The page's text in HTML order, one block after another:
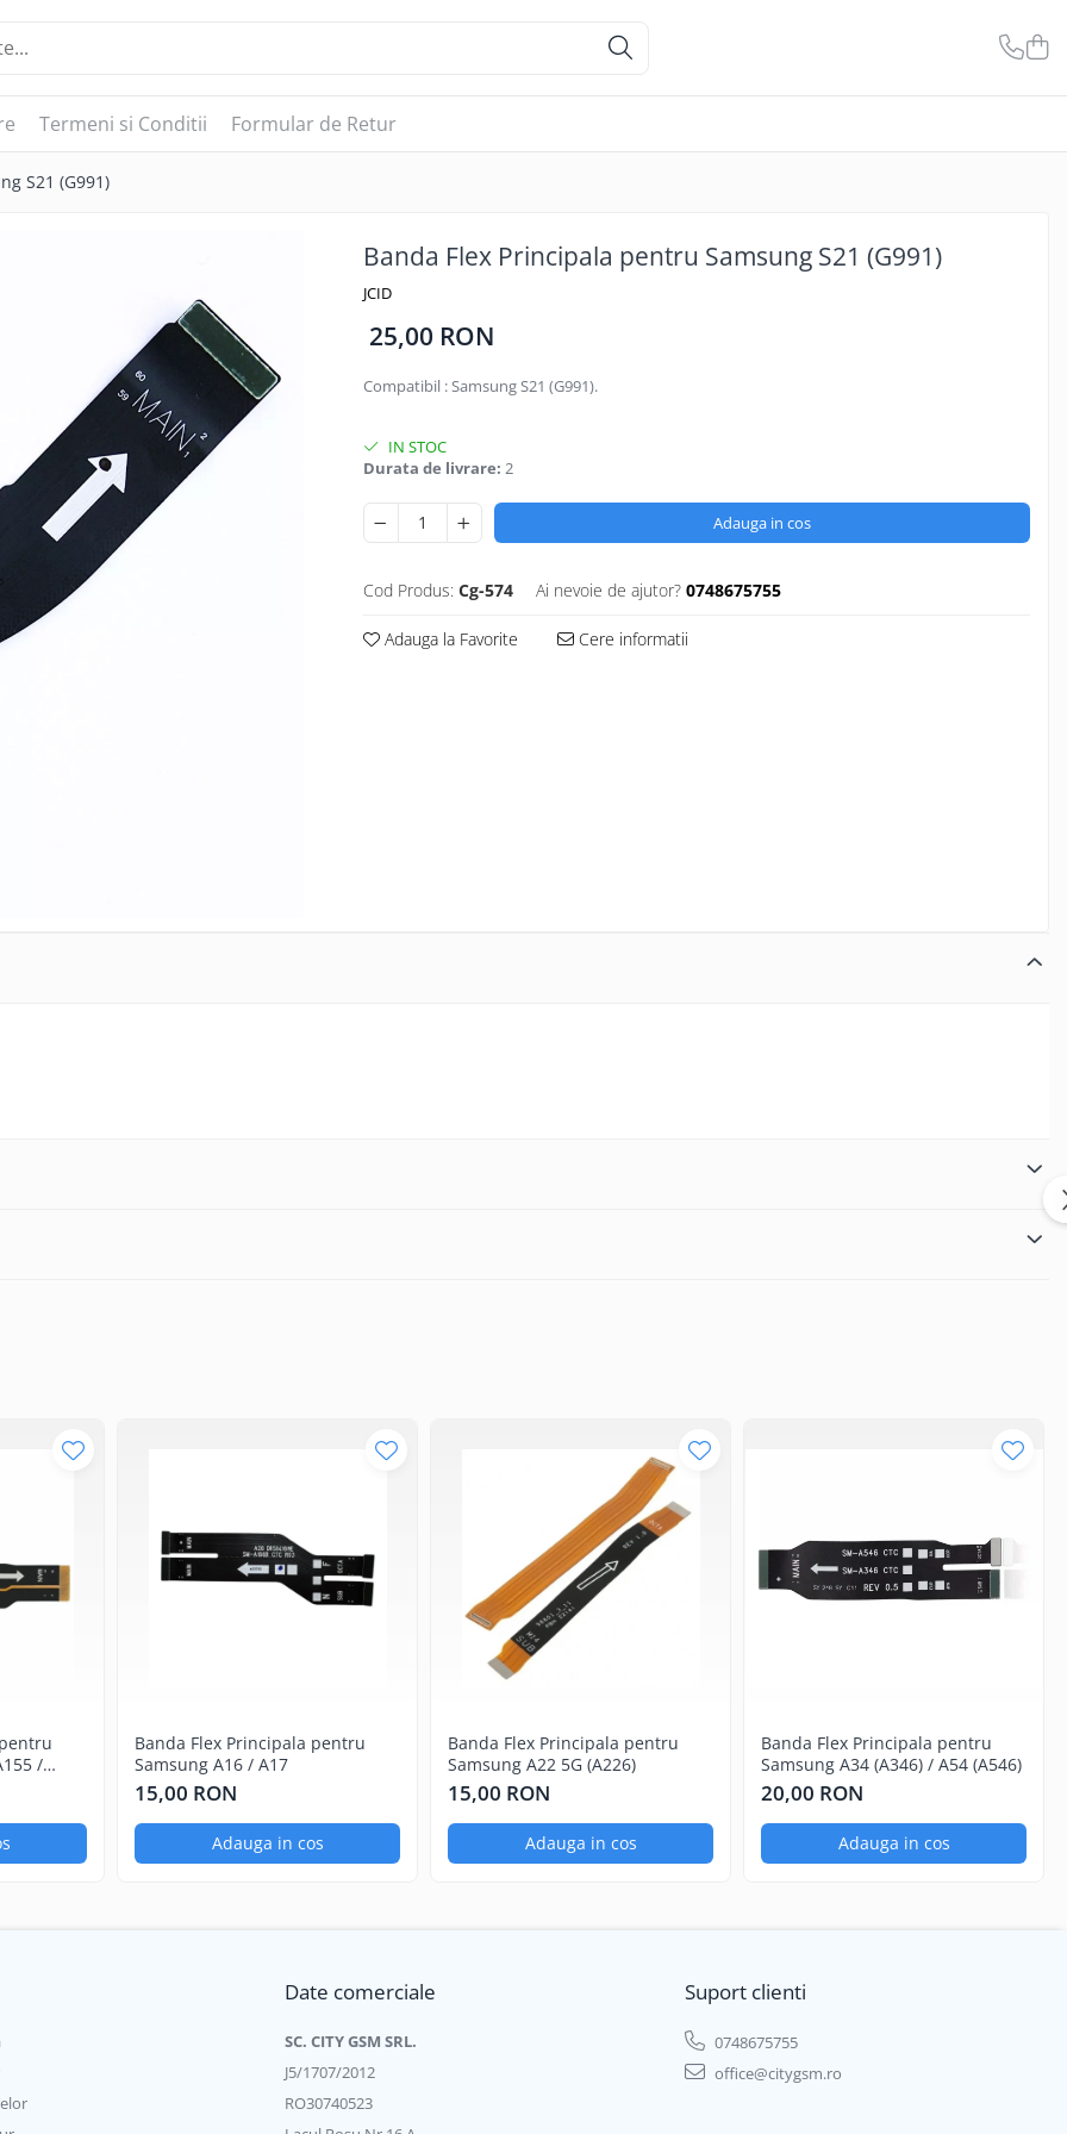
Termeni si Conditii Formular de Retur
S21 (G991)
Banda Flex Principala pentru Samsung S21 (G991)
JCID
25,00 RON
Compatibil :Samsung S21 (G991).
IN STOC
Durata de livrare: 2
Adauga in cos
Cod Produs: Cg-574 Ai nevoie de ajutor? 0748675755
Adauga la Favorite Cere informatii
/
Banda Flex Principala pentru
Samsung A16 / A17
15,00 RON
Adauga in cos
Banda Flex Principala pentru
Samsung A22 5G (A226)
15,00 RON
Adauga in cos
Banda Flex Principala pentru
Samsung A34 (A346) / A54 (A546)
20,00 RON
Adauga in cos
Date comerciale
SC. CITY GSM SRL.
J5/1707/2012
RO30740523
Suport clienti
0748675755
office@citygsm.ro